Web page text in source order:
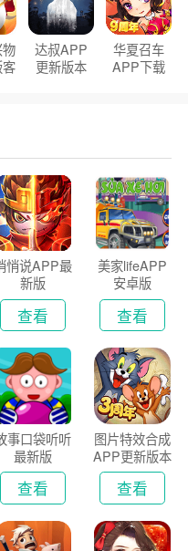
达叔APP
更新版本
华夏召车
APP下载
悄说APP最
新版
查看
美家lifeAPP
安卓版
查看
事口袋听听
最新版
查看
图片特效合成
APP更新版本
2026
查看